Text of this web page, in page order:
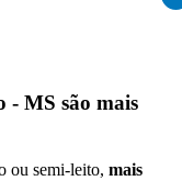
- MS são mais
ou semi-leito, mais